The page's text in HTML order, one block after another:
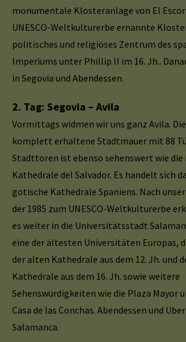
monumentale Klosteranlage von El
UNESCO-Weltkulturerbe ernannte
politisches und religiöses Zentrum des
Imperiums unter Phillip II im 16. Jh..
in Segovia und Abendessen.
2. Tag: Segovia – Avila
Vormittags widmen wir uns ganz Avila.
komplett erhaltene Stadtmauer mit 88
Stadttoren ist ebenso sehenswert wie
Kathedrale del Salvador. Es handelt sich
gotische Kathedrale Spaniens. Nach
der 1985 zum UNESCO-Weltkulturerbe
es weiter in die Universitätsstadt
eine der ältesten Universitäten Europas,
der alten Kathedrale aus dem 12. Jh. und
Kathedrale aus dem 16. Jh. sowie weitere
Sehenswürdigkeiten wie die Plaza Mayor
Casa de las Conchas. Abendessen und
Salamanca.